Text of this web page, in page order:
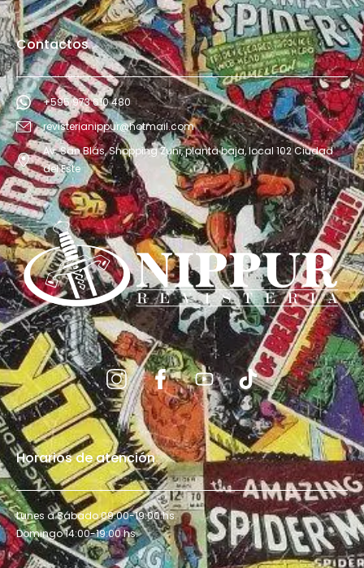
Contactos
+595 973 610 480
revisterianippur@hotmail.com
Av. San Blás, Shopping Zuni, planta baja, local 102 Ciudad
del Este
Horarios de atención
Lunes a Sábado 09:00-19:00 hs.
Domingo 14:00-19:00 hs.